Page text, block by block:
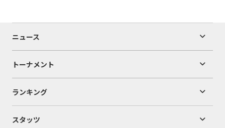
ニュース
トーナメント
ランキング
スタッツ